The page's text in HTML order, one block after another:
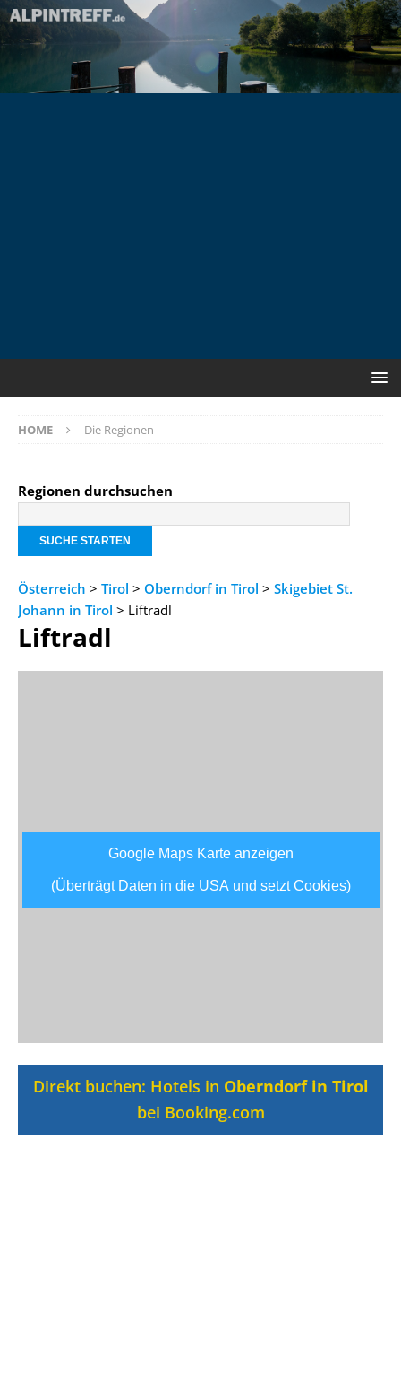
HOME Die Regionen
Regionen durchsuchen
Österreich > Tirol > Oberndorf in Tirol > Skigebiet St.
Johann in Tirol > Liftradl
Liftradl
Google Maps Karte anzeigen
(Überträgt Daten in die USA und setzt Cookies)
Direkt buchen: Hotels in Oberndorf in Tirol
bei Booking.com